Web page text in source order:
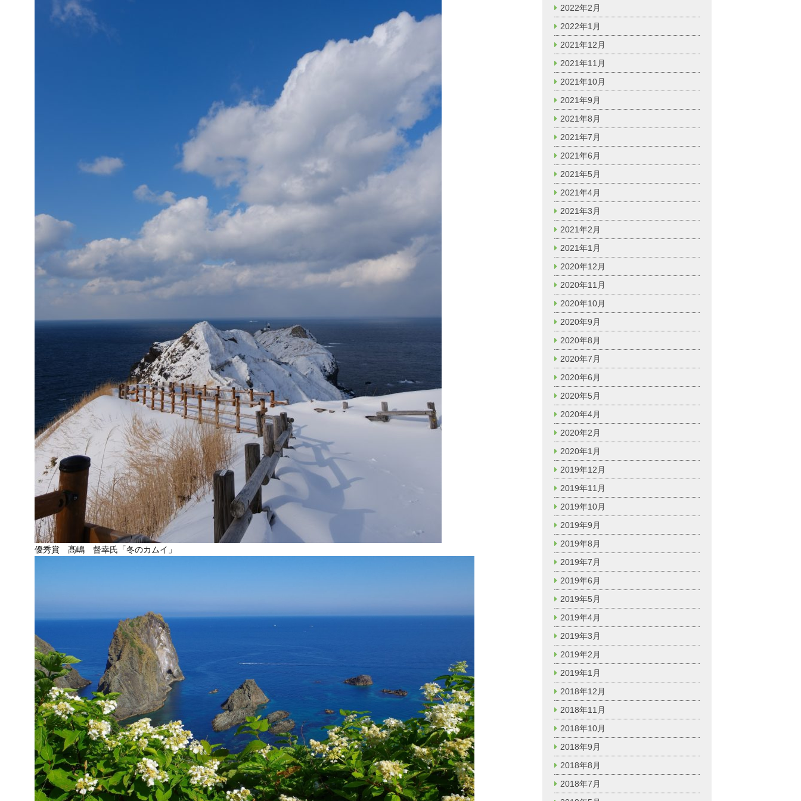
優秀賞 髙嶋 督幸氏「冬のカムイ」
2022年2月
2022年1月
2021年12月
2021年11月
2021年10月
2021年9月
2021年8月
2021年7月
2021年6月
2021年5月
2021年4月
2021年3月
2021年2月
2021年1月
2020年12月
2020年11月
2020年10月
2020年9月
2020年8月
2020年7月
2020年6月
2020年5月
2020年4月
2020年2月
2020年1月
2019年12月
2019年11月
2019年10月
2019年9月
2019年8月
2019年7月
2019年6月
2019年5月
2019年4月
2019年3月
2019年2月
2019年1月
2018年12月
2018年11月
2018年10月
2018年9月
2018年8月
2018年7月